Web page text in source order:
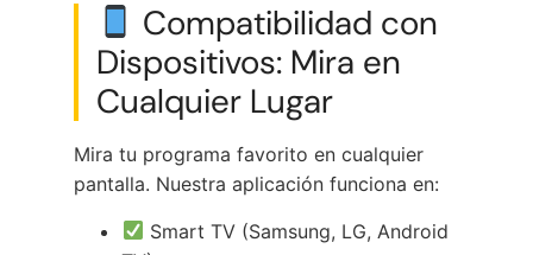
Compatibilidad con
Dispositivos: Mira en
Cualquier Lugar
Mira tu programa favorito en cualquier
pantalla. Nuestra aplicación funciona en:
Smart TV (Samsung, LG, Android